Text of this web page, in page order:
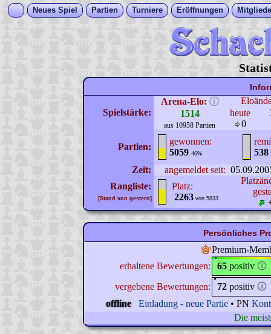
Neues Spiel Partien Turniere Eröffnungen
Spielstärke:
Arena-Elo: ⓘ
1514
aus 10958 Partien
heute
0
Partien:
gewonnen:
5059 46%
538
Zeit:
angemeldet seit:
Rangliste:
[Stand von gestern]
Platz:
2263 von 5833
Persönliches
Premium-
erhaltene Bewertungen:
65 positiv 🛈
vergebene Bewertungen:
72 positiv 🛈
offline
Einladung - neue Partie • PN
Die